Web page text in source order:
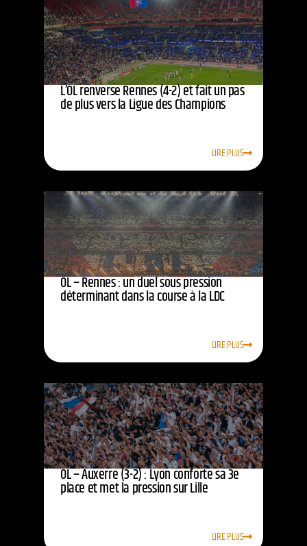
L’OL renverse Rennes (4-2) et fait un pas
de plus vers la Ligue des Champions
LIRE PLUS
OL – Rennes : un duel sous pression
déterminant dans la course à la LDC
LIRE PLUS
OL – Auxerre (3-2) : Lyon conforte sa 3e
place et met la pression sur Lille
LIRE PLUS